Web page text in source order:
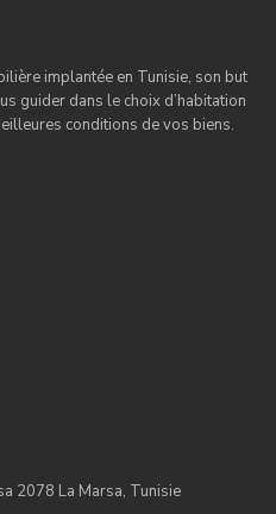
implantée en Tunisie, son but
guider dans le choix d’habitation
conditions de vos biens.
2078 La Marsa, Tunisie